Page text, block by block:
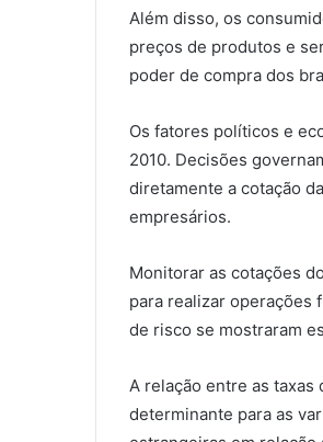
Além disso, os
preços de produtos e
poder de compra dos
Os fatores políticos e
2010. Decisões
diretamente a cotação
empresários.
Monitorar as cotações
para realizar operações
de risco se mostraram
A relação entre as
determinante para as